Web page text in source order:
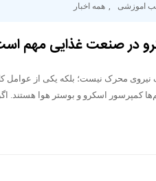
اموزشی همه اخبار
در صنعت غذایی مهم
نیروی محرک نیست؛ بلکه یکی از عوامل
اسکرو و بوستر هوا هستند. اگر